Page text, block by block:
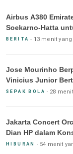
Airbus A380
Soekarno-Hatta
BERITA 13 menit
Jose Mourinho
Vinicius Junior
SEPAK BOLA 28
Jakarta Concert
Dian HP dalam
HIBURAN 54 menit